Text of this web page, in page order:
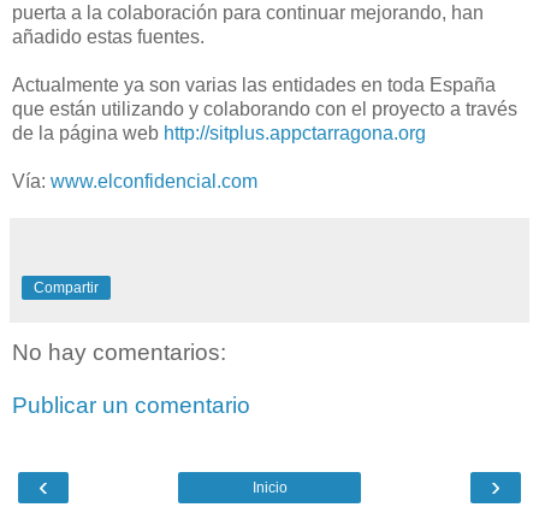
puerta a la colaboración para continuar mejorando, han
añadido estas fuentes.
Actualmente ya son varias las entidades en toda España
que están utilizando y colaborando con el proyecto a través
de la página web http://sitplus.appctarragona.org
Vía: www.elconfidencial.com
Compartir
No hay comentarios:
Publicar un comentario
‹ ›
Inicio